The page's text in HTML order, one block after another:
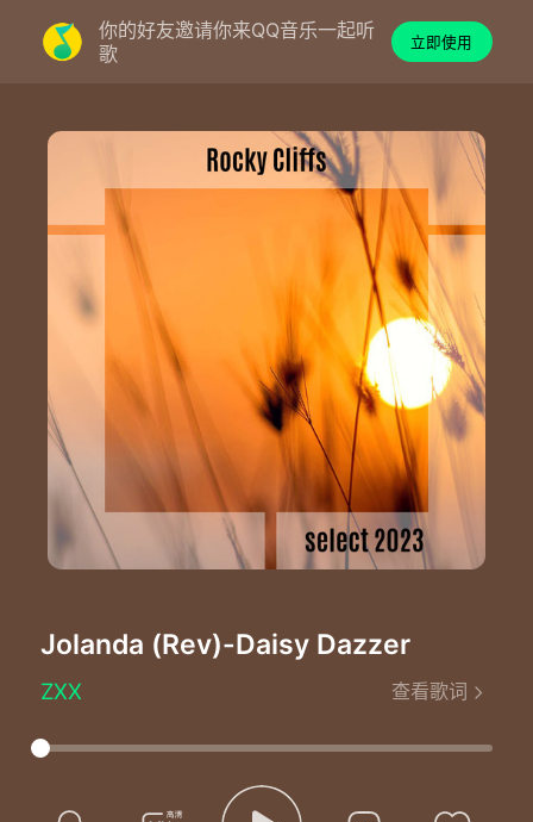
你的好友邀请你来QQ音乐一起听
歌
立即使用
Jolanda (Rev)-Daisy Dazzer
ZXX 查看歌词